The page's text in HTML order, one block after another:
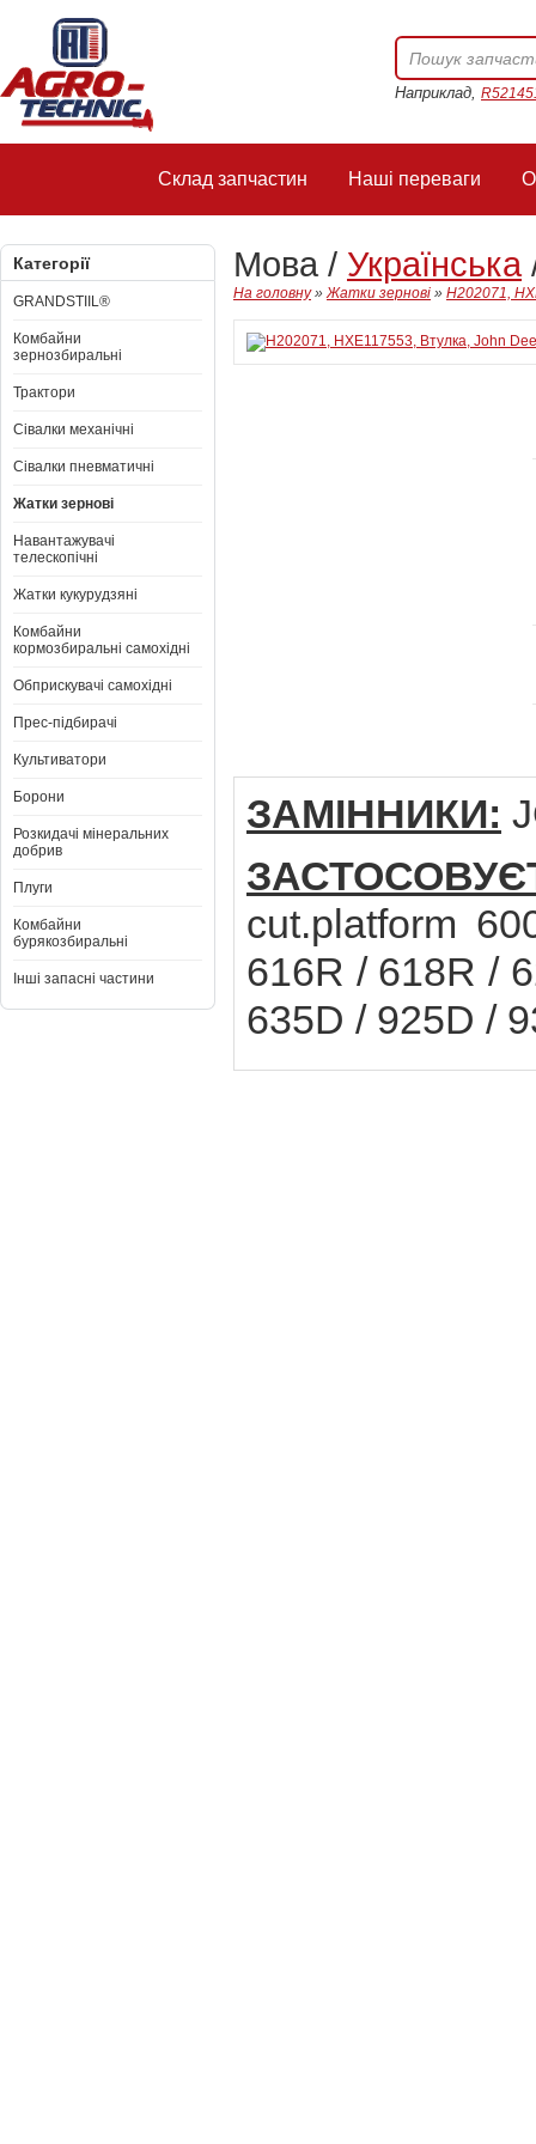
Наприклад,
Склад запчастин Наші переваги
Категорії
GRANDSTIIL®
Комбайни
зернозбиральні
Трактори
Сівалки механічні
Сівалки пневматичні
Жатки зернові
Навантажувачі
телескопічні
Жатки кукурудзяні
Комбайни
кормозбиральні самохідні
Обприскувачі самохідні
Прес-підбирачі
Культиватори
Борони
Розкидачі мінеральних
добрив
Плуги
Комбайни
бурякозбиральні
Інші запасні частини
Мова / Українська
На головну»Жатки зернові » H202071,
ЗАМІННИКИ:
cut.platform
616R / 618R /
635D / 925D /